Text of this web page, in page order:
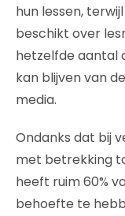
hun lessen,
beschikt over
hetzelfde aantal
kan blijven van
media.
Ondanks dat bij
met betrekking
heeft ruim 60%
behoefte te